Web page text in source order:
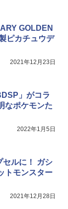
フィギュアー
IN THE SHE
製 塗
Type-S 【プ
極細 ガラスヤ
プラモデル ゲ
［知的財産権
GOLDEN
ピカチュウデ
2021年12月23日
」がコラ
なポケモンた
2022年1月5日
セルに！ ガシ
トモンスター
2021年12月28日